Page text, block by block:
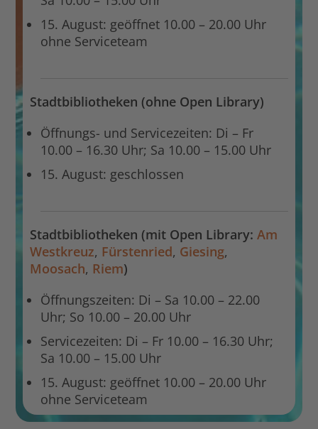
15. August: geöffnet 10.00 – 20.00 Uhr
ohne Serviceteam
Stadtbibliotheken (ohne Open Library)
Öffnungs- und Servicezeiten: Di – Fr
10.00 – 16.30 Uhr; Sa 10.00 – 15.00 Uhr
15. August: geschlossen
Stadtbibliotheken (mit Open Library:Am
Westkreuz, Fürstenried, Giesing,
Moosach, Riem)
Öffnungszeiten: Di – Sa 10.00 – 22.00
Uhr; So 10.00 – 20.00 Uhr
Servicezeiten: Di – Fr 10.00 – 16.30 Uhr;
Sa 10.00 – 15.00 Uhr
15. August: geöffnet 10.00 – 20.00 Uhr
ohne Serviceteam